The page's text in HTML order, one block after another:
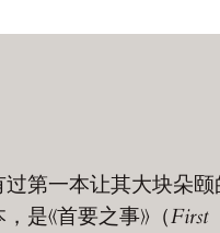
第一本让其大块朵颐
是《首要之事》（First